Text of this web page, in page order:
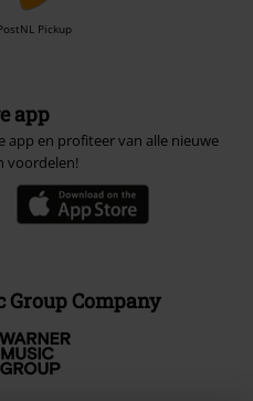
Pickup
app
app en profiteer van alle nieuwe
voordelen!
Company